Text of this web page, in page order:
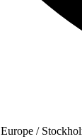
Europe /